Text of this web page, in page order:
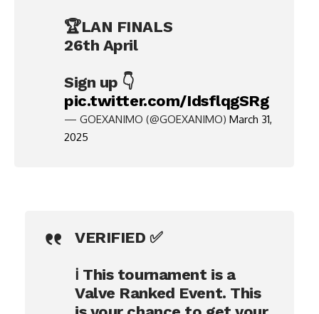
🏆LAN FINALS
26th April
Sign up 👇
pic.twitter.com/IdsflqgSRg
— GOEXANIMO (@GOEXANIMO) March 31,
2025
VERIFIED ✅
ℹ️ This tournament is a
Valve Ranked Event. This